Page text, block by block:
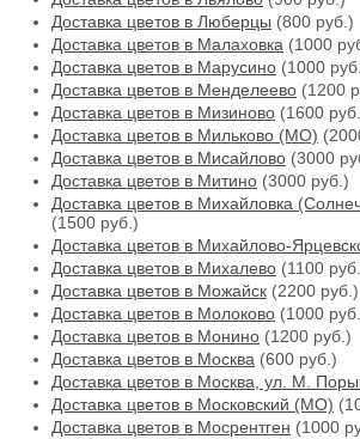
Доставка цветов в Люберцы (800 руб.)
Доставка цветов в Малаховка (1000
Доставка цветов в Марусино (1000
Доставка цветов в Менделеево (1200
Доставка цветов в Мизиново (1600
Доставка цветов в Мильково (МО)
Доставка цветов в Мисайлово (3000
Доставка цветов в Митино (3000 руб.)
Доставка цветов в Михайловка
(1500 руб.)
Доставка цветов в Михайлово-
Доставка цветов в Михалево (1100
Доставка цветов в Можайск (2200 руб.)
Доставка цветов в Молоково (1000
Доставка цветов в Монино (1200 руб.)
Доставка цветов в Москва (600 руб.)
Доставка цветов в Москва, ул. М.
Доставка цветов в Московский (МО)
Доставка цветов в Мосрентген (1000